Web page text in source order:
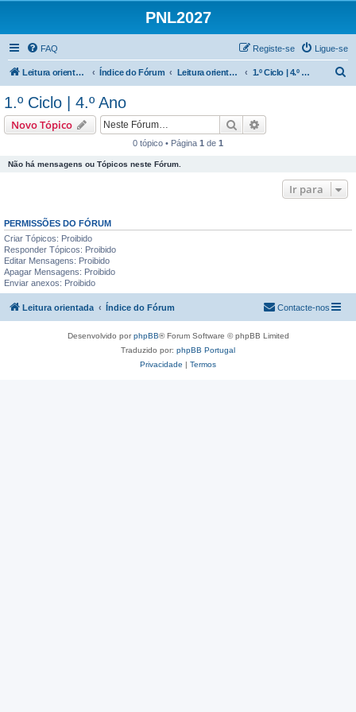
PNL2027
FAQ Ligue-se
Registe-se
Leitura orientada Índice do Fórum Leitura orientada | 1.º e 2.º Ciclos 1.º Ciclo | 4.º Ano
1.º Ciclo | 4.º Ano
Novo Tópico Pesquisar
0 tópico • Página 1 de 1
Não há mensagens ou Tópicos neste Fórum.
Ir para
PERMISSÕES DO FÓRUM
Criar Tópicos: Proibido
Responder Tópicos: Proibido
Editar Mensagens: Proibido
Apagar Mensagens: Proibido
Enviar anexos: Proibido
Leitura orientada Índice do Fórum Contacte-nos
Desenvolvido porphpBB® Forum Software © phpBB Limited
Traduzido por: phpBB Portugal
Privacidade | Termos